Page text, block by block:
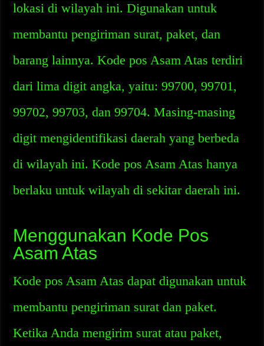
lokasi di wilayah ini. Digunakan untuk
membantu pengiriman surat, paket, dan
barang lainnya. Kode pos Asam Atas terdiri
dari lima digit angka, yaitu: 99700, 99701,
99702, 99703, dan 99704. Masing-masing
digit mengidentifikasi daerah yang berbeda
di wilayah ini. Kode pos Asam Atas hanya
berlaku untuk wilayah di sekitar daerah ini.
Menggunakan Kode Pos
Asam Atas
Kode pos Asam Atas dapat digunakan untuk
membantu pengiriman surat dan paket.
Ketika Anda mengirim surat atau paket,